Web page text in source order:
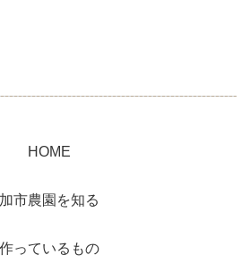
HOME
加市農園を知る
作っているもの